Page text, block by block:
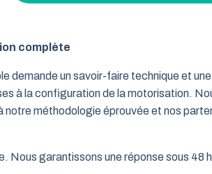
complète
demande un savoir-faire technique et
à la configuration de la motorisation.
notre méthodologie éprouvée et nos
Nous garantissons une réponse sous 48